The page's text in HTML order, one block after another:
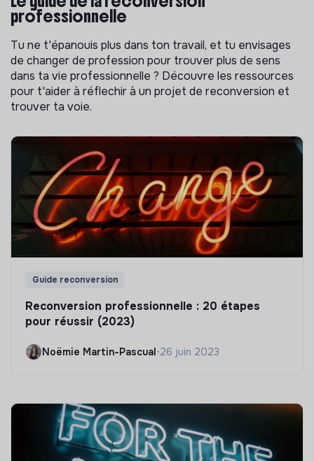
professionnelle
Tu ne t'épanouis plus dans ton travail, et tu envisages
de changer de profession pour trouver plus de sens
dans ta vie professionnelle ? Découvre les ressources
pour t'aider à réflechir à un projet de reconversion et
trouver ta voie.
Guide reconversion
Reconversion professionnelle : 20 étapes
pour réussir (2023)
Noëmie Martin-Pascual•26 juin 2023